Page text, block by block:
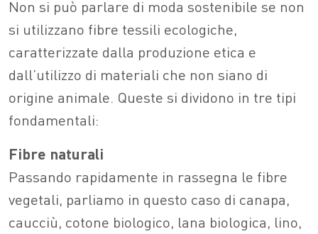
Non si può parlare di moda sostenibile se non
si utilizzano fibre tessili ecologiche,
caratterizzate dalla produzione etica e
dall’utilizzo di materiali che non siano di
origine animale. Queste si dividono in tre tipi
fondamentali:
Fibre naturali
Passando rapidamente in rassegna le fibre
vegetali, parliamo in questo caso di canapa,
caucciù, cotone biologico, lana biologica, lino,